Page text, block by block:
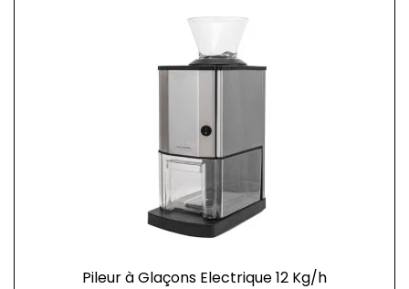
Pileur à Glaçons Electrique 12 Kg/h